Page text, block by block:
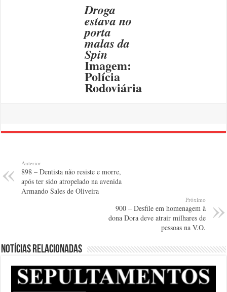
Droga
estava no
porta
malas da
Spin
Imagem:
Polícia
Rodoviária
Anterior
898 – Dentista não resiste e morre,
após ter sido atropelado na avenida
Armando Sales de Oliveira
Próximo
900 – Desfile em homenagem à
dona Dora deve atrair milhares de
pessoas na V.O.
Notícias relacionadas